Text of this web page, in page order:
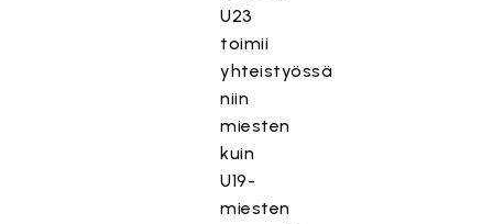
U23
toimii
yhteistyössä
niin
miesten
kuin
U19-
miesten